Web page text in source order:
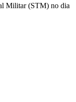
Militar (STM) no dia